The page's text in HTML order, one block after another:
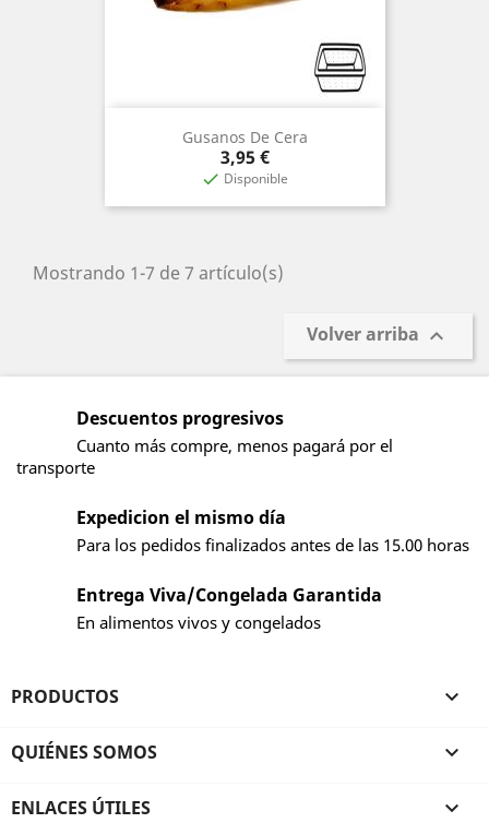
Gusanos De Cera
Precio
3,95 €
 Disponible
Mostrando 1-7 de 7 artículo(s)
Volver arriba 
Descuentos progresivos
Cuanto más compre, menos pagará por el
transporte
Expedicion el mismo día
Para los pedidos finalizados antes de las 15.00 horas
Entrega Viva/Congelada Garantida
En alimentos vivos y congelados
PRODUCTOS 
QUIÉNES SOMOS 
ENLACES ÚTILES 